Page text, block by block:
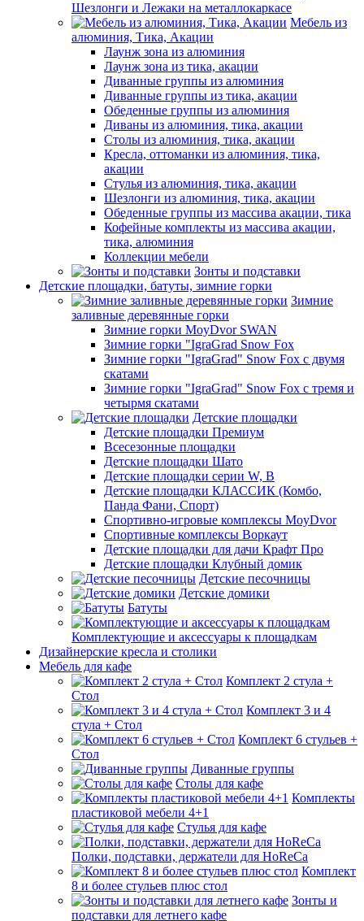
Шезлонги и Лежаки на металлокаркасе
Мебель из
алюминия, Тика, Акации
Лаунж зона из алюминия
Лаунж зона из тика, акации
Диванные группы из алюминия
Диванные группы из тика, акации
Обеденные группы из алюминия
Диваны из алюминия, тика, акации
Столы из алюминия, тика, акации
Кресла, оттоманки из алюминия, тика,
акации
Стулья из алюминия, тика, акации
Шезлонги из алюминия, тика, акации
Обеденные группы из массива акации, тика
Кофейные комплекты из массива акации,
тика, алюминия
Коллекции мебели
Зонты и подставки
Детские площадки, батуты, зимние горки
Зимние
заливные деревянные горки
Зимние горки MoyDvor SWAN
Зимние горки "IgraGrad Snow Fox
Зимние горки "IgraGrad" Snow Fox с двумя
скатами
Зимние горки "IgraGrad" Snow Fox с тремя и
четырмя скатами
Детские площадки
Детские площадки Премиум
Всесезонные площадки
Детские площадки Шато
Детские площадки серии W, В
Детские площадки КЛАССИК (Комбо,
Панда Фани, Спорт)
Спортивно-игровые комплексы MoyDvor
Спортивные комплексы Воркаут
Детские площадки для дачи Крафт Про
Детские площадки Клубный домик
Детские песочницы
Детские домики
Батуты
Комплектующие и аксессуары к площадкам
Дизайнерские кресла и столики
Мебель для кафе
Комплект 2 стула +
Стол
Комплект 3 и 4
стула + Стол
Комплект 6 стульев +
Стол
Диванные группы
Столы для кафе
Комплекты
пластиковой мебели 4+1
Стулья для кафе
Полки, подставки, держатели для HoReCa
Комплект
8 и более стульев плюс стол
Зонты и
подставки для летнего кафе